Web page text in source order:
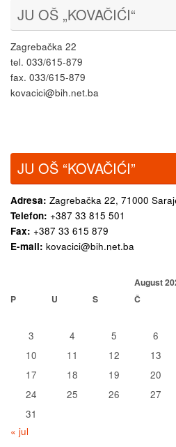
JU OŠ „KOVAČIĆI“
Zagrebačka 22
tel. 033/615-879
fax. 033/615-879
kovacici@bih.net.ba
JU OŠ “KOVAČIĆI”
Adresa: Zagrebačka 22, 71000
Telefon: +387 33 815 501
Fax: +387 33 615 879
E-mail: kovacici@bih.net.ba
August
P
U S Č
3
4 5 6
10
11 12 13
17
18 19 20
24
25 26 27
31
« jul